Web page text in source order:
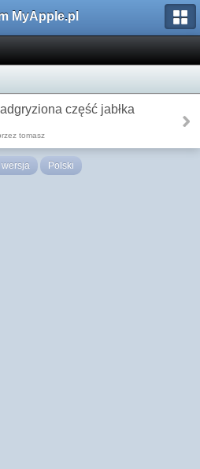
MyApple.pl
część jabłka
tomasz
wersja Polski